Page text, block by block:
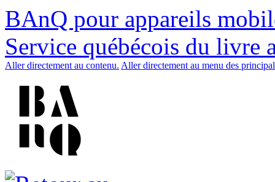
BAnQ pour appareils
Service québécois du livre
Aller directement au contenu. Aller directement au menu des